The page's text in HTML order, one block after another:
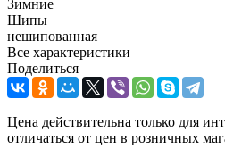
Зимние
Шипы
нешипованная
Все характеристики
Поделиться
Цена действительна только для
отличаться от цен в розничных